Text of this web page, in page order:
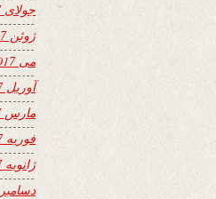
جولای 2017
ژوئن 2017
می 2017
آوریل 2017
مارس 2017
فوریه 2017
ژانویه 2017
دسامبر 2016